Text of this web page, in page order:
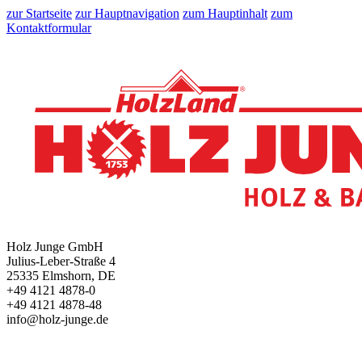
zur Startseite zur Hauptnavigation zum Hauptinhalt zum
Kontaktformular
Holz Junge GmbH
Julius-Leber-Straße 4
25335 Elmshorn, DE
+49 4121 4878-0
+49 4121 4878-48
info@holz-junge.de